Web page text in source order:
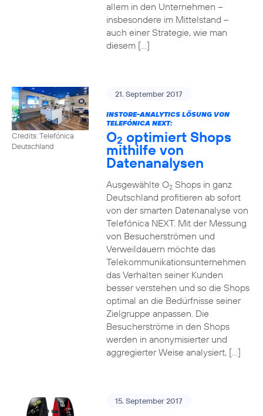
allem in den Unternehmen –
insbesondere im Mittelstand –
auch einer Strategie, wie man
diesem […]
Credits: Telefónica
Deutschland
21. September 2017
INSTORE-ANALYTICS LÖSUNG VON
TELEFÓNICA NEXT:
O2 optimiert Shops
mithilfe von
Datenanalysen
Ausgewählte O2Shops in ganz
Deutschland profitieren ab sofort
von der smarten Datenanalyse von
Telefónica NEXT. Mit der Messung
von Besucherströmen und
Verweildauern möchte das
Telekommunikationsunternehmen
das Verhalten seiner Kunden
besser verstehen und so die Shops
optimal an die Bedürfnisse seiner
Zielgruppe anpassen. Die
Besucherströme in den Shops
werden in anonymisierter und
aggregierter Weise analysiert, […]
15. September 2017